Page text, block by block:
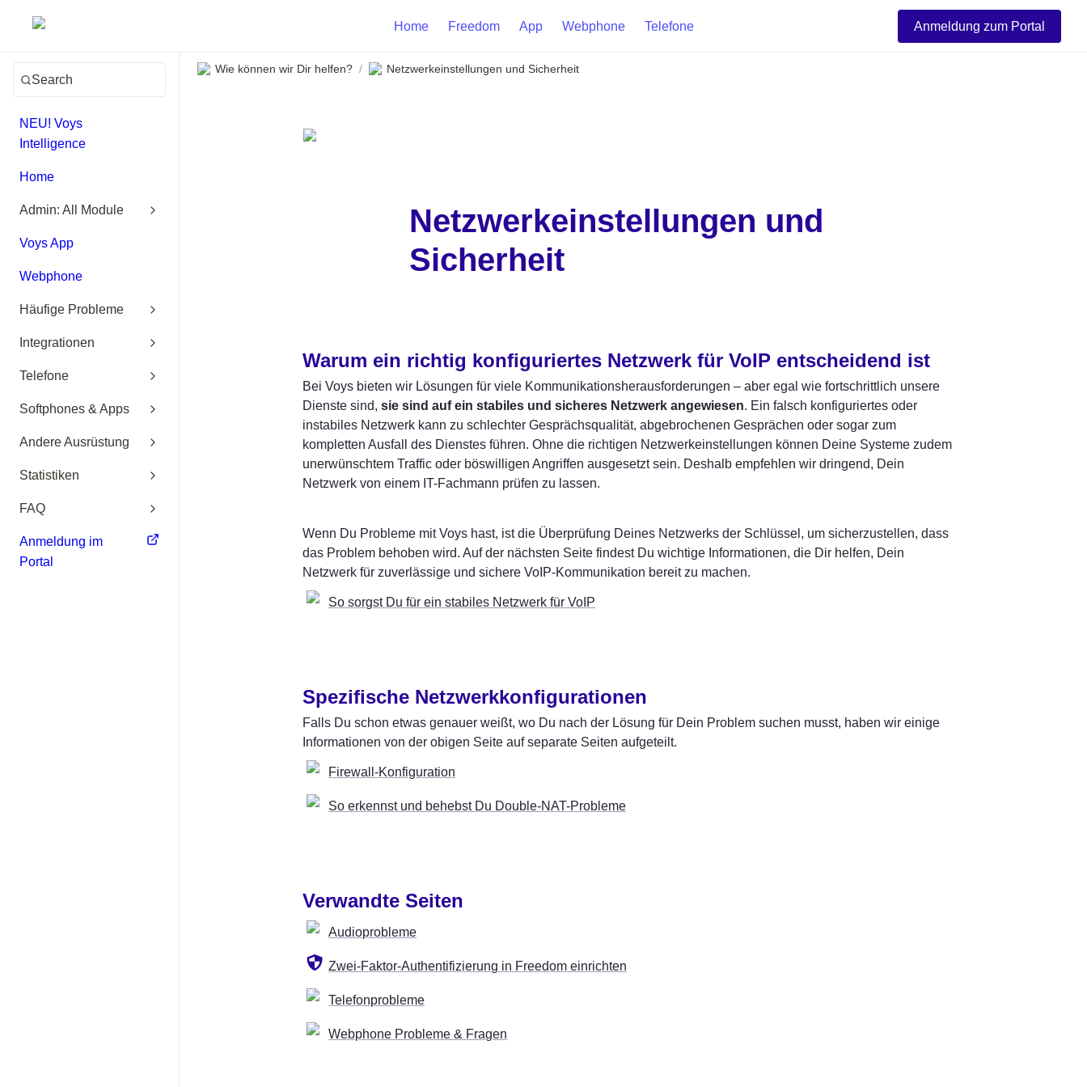
Home Freedom App Webphone Telefone Anmeldung zum Portal
Search
NEU! Voys
Intelligence
Home
Admin: All Module
Voys App
Webphone
Häufige Probleme
Integrationen
Telefone
Softphones & Apps
Andere Ausrüstung
Statistiken
FAQ
Anmeldung im
Portal
Wie können wir Dir helfen? / Netzwerkeinstellungen und Sicherheit
Netzwerkeinstellungen und
Sicherheit
Warum ein richtig konfiguriertes Netzwerk für VoIP entscheidend ist
Bei Voys bieten wir Lösungen für viele Kommunikationsherausforderungen – aber egal wie fortschrittlich unsere
Dienste sind, sie sind auf ein stabiles und sicheres Netzwerk angewiesen. Ein falsch konfiguriertes oder
instabiles Netzwerk kann zu schlechter Gesprächsqualität, abgebrochenen Gesprächen oder sogar zum
kompletten Ausfall des Dienstes führen. Ohne die richtigen Netzwerkeinstellungen können Deine Systeme zudem
unerwünschtem Traffic oder böswilligen Angriffen ausgesetzt sein. Deshalb empfehlen wir dringend, Dein
Netzwerk von einem IT-Fachmann prüfen zu lassen.
Wenn Du Probleme mit Voys hast, ist die Überprüfung Deines Netzwerks der Schlüssel, um sicherzustellen, dass
das Problem behoben wird. Auf der nächsten Seite findest Du wichtige Informationen, die Dir helfen, Dein
Netzwerk für zuverlässige und sichere VoIP-Kommunikation bereit zu machen.
So sorgst Du für ein stabiles Netzwerk für VoIP
Spezifische Netzwerkkonfigurationen
Falls Du schon etwas genauer weißt, wo Du nach der Lösung für Dein Problem suchen musst, haben wir einige
Informationen von der obigen Seite auf separate Seiten aufgeteilt.
Firewall-Konfiguration
So erkennst und behebst Du Double-NAT-Probleme
Verwandte Seiten
Audioprobleme
Zwei-Faktor-Authentifizierung in Freedom einrichten
Telefonprobleme
Webphone Probleme & Fragen